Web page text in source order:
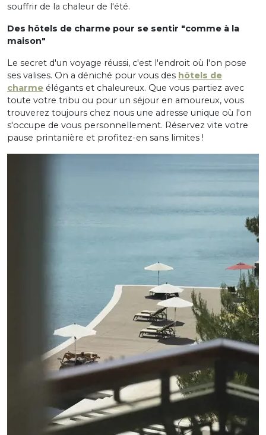
souffrir de la chaleur de l'été.
Des hôtels de charme pour se sentir "comme à la
maison"
Le secret d'un voyage réussi, c'est l'endroit où l'on pose
ses valises. On a déniché pour vous des hôtels de
charme élégants et chaleureux. Que vous partiez avec
toute votre tribu ou pour un séjour en amoureux, vous
trouverez toujours chez nous une adresse unique où l'on
s'occupe de vous personnellement. Réservez vite votre
pause printanière et profitez-en sans limites !